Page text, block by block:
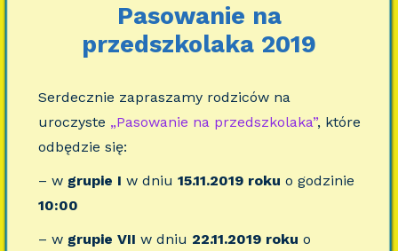
Pasowanie na
przedszkolaka 2019
Serdecznie zapraszamy rodziców na
uroczyste „Pasowanie na przedszkolaka”, które
odbędzie się:
– w grupie I w dniu 15.11.2019 roku o godzinie
10:00
– w grupie VII w dniu 22.11.2019 roku o